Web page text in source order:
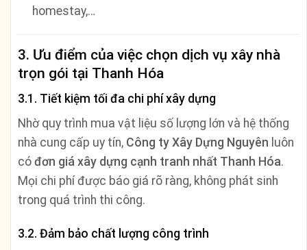
homestay,…
3. Ưu điểm của việc chọn dịch vụ xây nhà
trọn gói tại Thanh Hóa
3.1. Tiết kiệm tối đa chi phí xây dựng
Nhờ quy trình mua vật liệu số lượng lớn và hệ thống
nhà cung cấp uy tín, Công ty Xây Dựng Nguyên luôn
có đơn giá xây dựng cạnh tranh nhất Thanh Hóa.
Mọi chi phí được báo giá rõ ràng, không phát sinh
trong quá trình thi công.
3.2. Đảm bảo chất lượng công trình